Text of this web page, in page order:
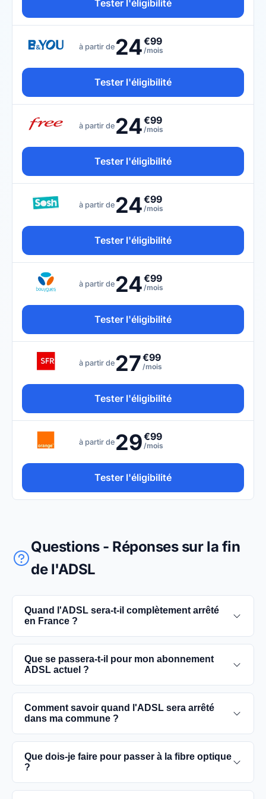
Tester l'éligibilité
à partir de 24€99
/mois
Tester l'éligibilité
à partir de 24€99
/mois
Tester l'éligibilité
à partir de 24€99
/mois
Tester l'éligibilité
à partir de 24€99
/mois
Tester l'éligibilité
à partir de 27€99
/mois
Tester l'éligibilité
à partir de 29€99
/mois
Tester l'éligibilité
Questions - Réponses sur la fin
de l'ADSL
Quand l'ADSL sera-t-il complètement arrêté
en France ?
L'extinction complète du réseau ADSL est prévue
pour 2030. D'ici là, les utilisateurs sont
optique, plus rapides et fiables.
Que se passera-t-il pour mon abonnement
ADSL actuel ?
Vous pouvez continuer à utiliser votre
abonnement ADSL jusqu'à la date de fermeture du
conseillé de passer à la fibre optique dès que
possible pour une meilleure qualité de service.
Comment savoir quand l'ADSL sera arrêté
dans ma commune ?
Les dates précises de fermeture de l'ADSL varient
selon les communes. Vous pouvez trouver ces
commune spécifique.
Que dois-je faire pour passer à la fibre optique
?